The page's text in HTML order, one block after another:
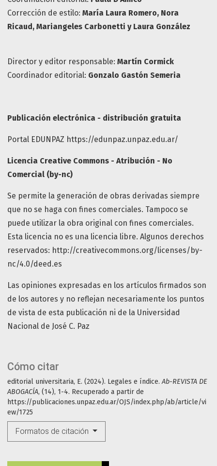
Cómo citar
editorial universitaria, E. (2024). Legales e índice.Ab-REVISTA DE
ABOGACÍA, (14), 1-4. Recuperado a partir de
https://publicaciones.unpaz.edu.ar/OJS/index.php/ab/article/vi
ew/1725
Formatos de citación
Corrección de estilo: María Laura Romero, Nora
Ricaud, Mariangeles Carbonetti y Laura González
Director y editor responsable: Martín Cormick
Coordinador editorial: Gonzalo Gastón Semeria
Publicación electrónica - distribución gratuita
Portal EDUNPAZ https://edunpaz.unpaz.edu.ar/
Licencia Creative Commons - Atribución - No
Comercial (by-nc)
Se permite la generación de obras derivadas siempre
que no se haga con fines comerciales. Tampoco se
puede utilizar la obra original con fines comerciales.
Esta licencia no es una licencia libre. Algunos derechos
reservados: http://creativecommons.org/licenses/by-
nc/4.0/deed.es
Las opiniones expresadas en los artículos firmados son
de los autores y no reflejan necesariamente los puntos
de vista de esta publicación ni de la Universidad
Nacional de José C. Paz